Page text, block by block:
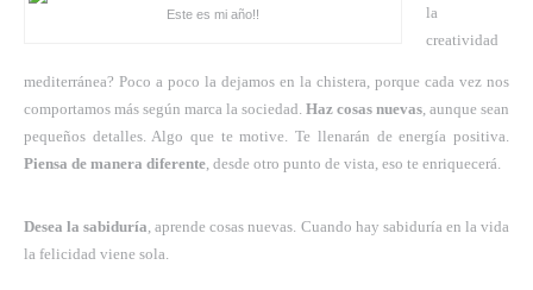
Este es mi año!!
la
creatividad
mediterránea? Poco a poco la dejamos en la chistera, porque cada vez nos
comportamos más según marca la sociedad. Haz cosas nuevas , aunque sean
pequeños detalles. Algo que te motive. Te llenarán de energía positiva.
Piensa de manera diferente , desde otro punto de vista, eso te enriquecerá.
Desea la sabiduría , aprende cosas nuevas. Cuando hay sabiduría en la vida
la felicidad viene sola.